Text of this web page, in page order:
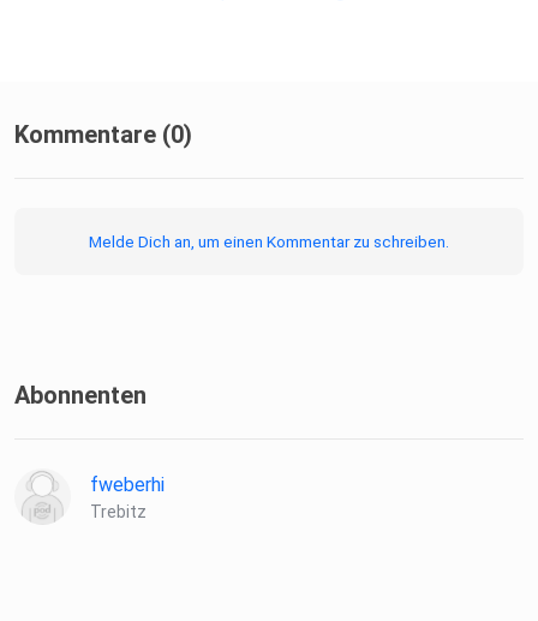
Kommentare (0)
Melde Dich an, um einen Kommentar zu schreiben.
Abonnenten
fweberhi
Trebitz